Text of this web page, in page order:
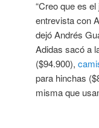
“Creo que es
entrevista con
dejó Andrés
Adidas sacó a
($94.900),
para hinchas
misma que